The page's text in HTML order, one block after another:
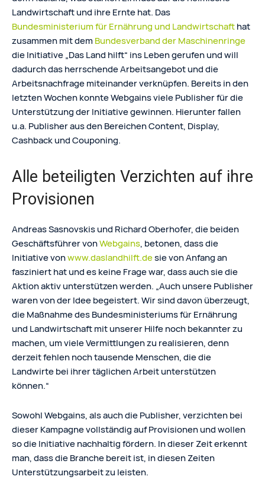
Landwirtschaft und ihre Ernte hat. Das
Bundesministerium für Ernährung und Landwirtschafthat
zusammen mit dem Bundesverband der Maschinenringe
die Initiative „Das Land hilft“ ins Leben gerufen und will
dadurch das herrschende Arbeitsangebot und die
Arbeitsnachfrage miteinander verknüpfen. Bereits in den
letzten Wochen konnte Webgains viele Publisher für die
Unterstützung der Initiative gewinnen. Hierunter fallen
u.a. Publisher aus den Bereichen Content, Display,
Cashback und Couponing.
Alle beteiligten Verzichten auf ihre
Provisionen
Andreas Sasnovskis und Richard Oberhofer, die beiden
Geschäftsführer vonWebgains, betonen, dass die
Initiative vonwww.daslandhilft.desie von Anfang an
fasziniert hat und es keine Frage war, dass auch sie die
Aktion aktiv unterstützen werden. „Auch unsere Publisher
waren von der Idee begeistert. Wir sind davon überzeugt,
die Maßnahme des Bundesministeriums für Ernährung
und Landwirtschaft mit unserer Hilfe noch bekannter zu
machen, um viele Vermittlungen zu realisieren, denn
derzeit fehlen noch tausende Menschen, die die
Landwirte bei ihrer täglichen Arbeit unterstützen
können.“
Sowohl Webgains, als auch die Publisher, verzichten bei
dieser Kampagne vollständig auf Provisionen und wollen
so die Initiative nachhaltig fördern. In dieser Zeit erkennt
man, dass die Branche bereit ist, in diesen Zeiten
Unterstützungsarbeit zu leisten.